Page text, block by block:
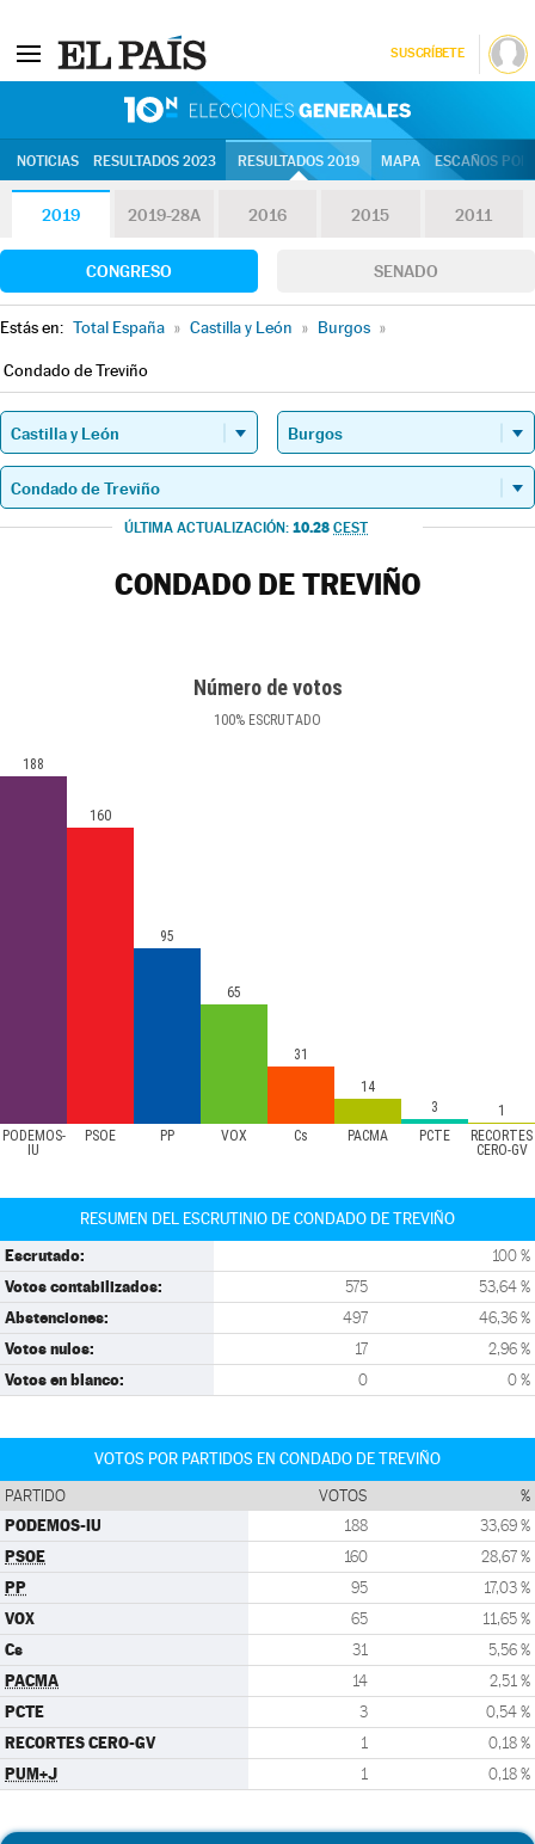
SUSCRÍBETE
NOTICIAS RESULTADOS 2023 RESULTADOS 2019 MAPA ESCAÑOS
2019 2019-28A 2016 2015 2011
CONGRESO SENADO
Estás en: Total España » Castilla y León » Burgos »
Condado de Treviño
ÚLTIMA ACTUALIZACIÓN: 10.28 CEST
CONDADO DE TREVIÑO
Número de votos
100% ESCRUTADO
PODEMOS-
IU
PSOE PP VOX Cs PACMA PCTE
RECORTES
CERO-GV
188
160
95
65
31
14
3
1
RESUMEN DEL ESCRUTINIO DE CONDADO DE TREVIÑO
Escrutado: 100 %
Votos contabilizados: 575 53,64 %
Abstenciones: 497 46,36 %
Votos nulos: 17 2,96 %
Votos en blanco: 0 0 %
VOTOS POR PARTIDOS EN CONDADO DE TREVIÑO
PARTIDO VOTOS %
PODEMOS-IU 188 33,69 %
PSOE 160 28,67 %
PP 95 17,03 %
VOX 65 11,65 %
Cs 31 5,56 %
PACMA 14 2,51 %
PCTE 3 0,54 %
RECORTES CERO-GV 1 0,18 %
PUM+J 1 0,18 %